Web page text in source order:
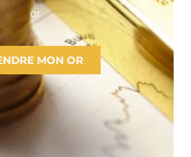
or
MON OR